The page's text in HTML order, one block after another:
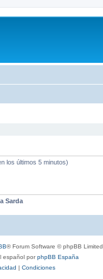
los últimos 5 minutos)
Sarda
® Forum Software © phpBB Limited
español porphpBB España
| Condiciones